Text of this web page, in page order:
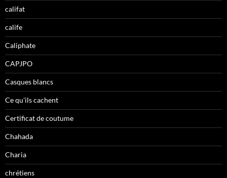
califat
calife
Caliphate
CAPJPO
Casques blancs
Ce qu'ils cachent
Certificat de coutume
Chahada
Charia
chrétiens